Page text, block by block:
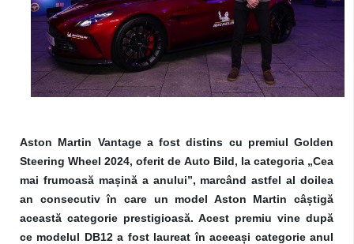
Aston Martin Vantage a fost distins cu premiul Golden
Steering Wheel 2024, oferit de Auto Bild, la categoria „Cea
mai frumoasă mașină a anului”, marcând astfel al doilea
an consecutiv în care un model Aston Martin câștigă
această categorie prestigioasă. Acest premiu vine după
ce modelul DB12 a fost laureat în aceeași categorie anul